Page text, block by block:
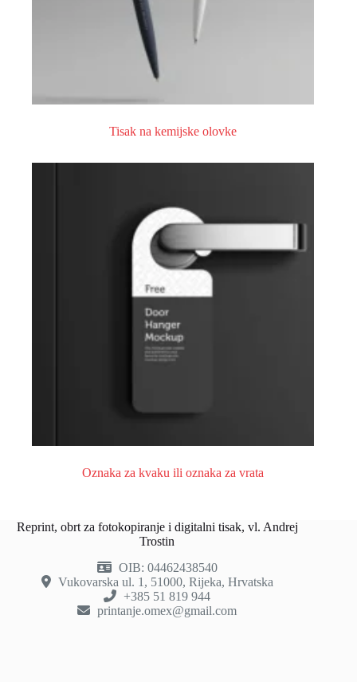
Tisak na kemijske olovke
Oznaka za kvaku ili oznaka za vrata
Reprint, obrt za fotokopiranje i digitalni tisak, vl. Andrej
Trostin
OIB: 04462438540
Vukovarska ul. 1, 51000, Rijeka, Hrvatska
+385 51 819 944
printanje.omex@gmail.com